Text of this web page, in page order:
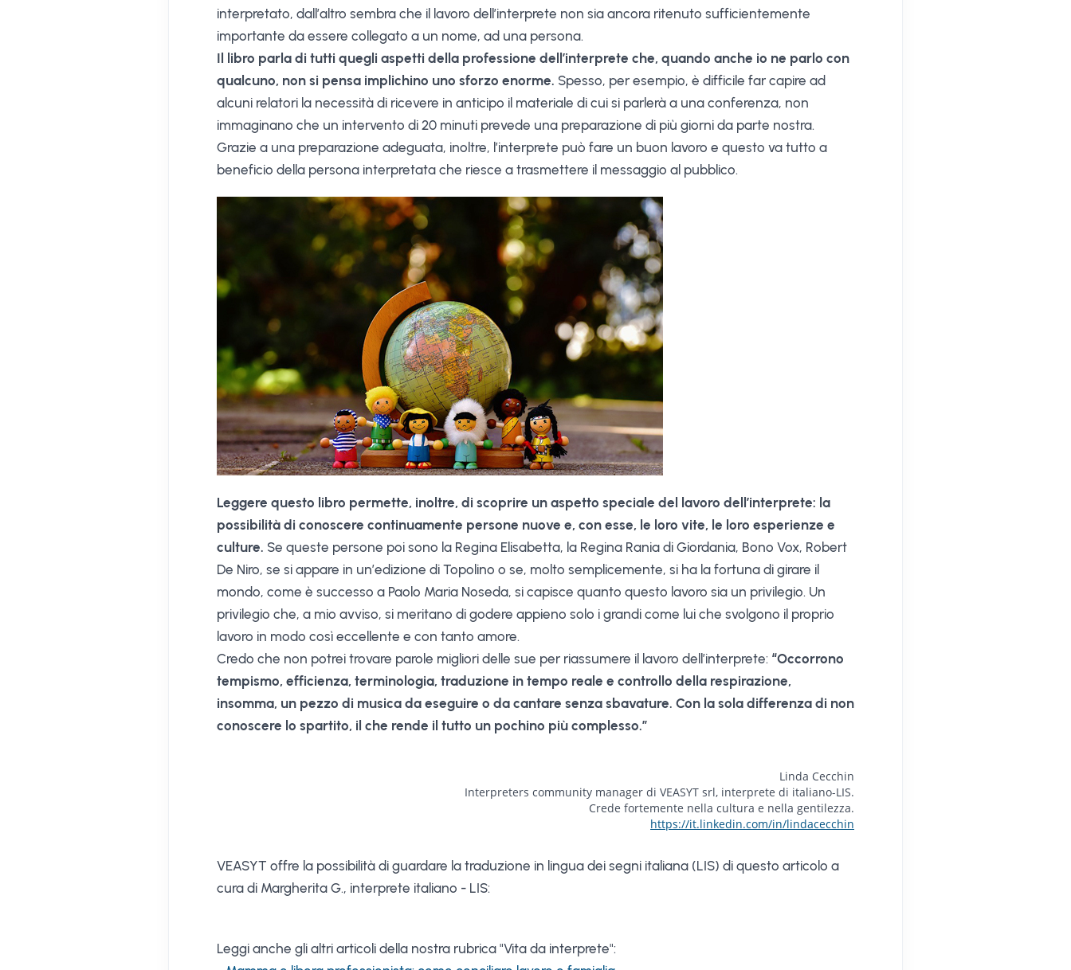
interpretato, dall’altro sembra che il lavoro dell’interprete non sia ancora ritenuto sufficientemente
importante da essere collegato a un nome, ad una persona.
Il libro parla di tutti quegli aspetti della professione dell’interprete che, quando anche io ne parlo con
qualcuno, non si pensa implichino uno sforzo enorme. Spesso, per esempio, è difficile far capire ad
alcuni relatori la necessità di ricevere in anticipo il materiale di cui si parlerà a una conferenza, non
immaginano che un intervento di 20 minuti prevede una preparazione di più giorni da parte nostra.
Grazie a una preparazione adeguata, inoltre, l’interprete può fare un buon lavoro e questo va tutto a
beneficio della persona interpretata che riesce a trasmettere il messaggio al pubblico.
Leggere questo libro permette, inoltre, di scoprire un aspetto speciale del lavoro dell’interprete: la
possibilità di conoscere continuamente persone nuove e, con esse, le loro vite, le loro esperienze e
culture. Se queste persone poi sono la Regina Elisabetta, la Regina Rania di Giordania, Bono Vox, Robert
De Niro, se si appare in un’edizione di Topolino o se, molto semplicemente, si ha la fortuna di girare il
mondo, come è successo a Paolo Maria Noseda, si capisce quanto questo lavoro sia un privilegio. Un
privilegio che, a mio avviso, si meritano di godere appieno solo i grandi come lui che svolgono il proprio
lavoro in modo così eccellente e con tanto amore.
Credo che non potrei trovare parole migliori delle sue per riassumere il lavoro dell’interprete: “Occorrono
tempismo, efficienza, terminologia, traduzione in tempo reale e controllo della respirazione,
insomma, un pezzo di musica da eseguire o da cantare senza sbavature. Con la sola differenza di non
conoscere lo spartito, il che rende il tutto un pochino più complesso.”
Linda Cecchin
Interpreters community manager di VEASYT srl, interprete di italiano-LIS.
Crede fortemente nella cultura e nella gentilezza.
https://it.linkedin.com/in/lindacecchin
VEASYT offre la possibilità di guardare la traduzione in lingua dei segni italiana (LIS) di questo articolo a
cura di Margherita G., interprete italiano - LIS:
Leggi anche gli altri articoli della nostra rubrica "Vita da interprete":